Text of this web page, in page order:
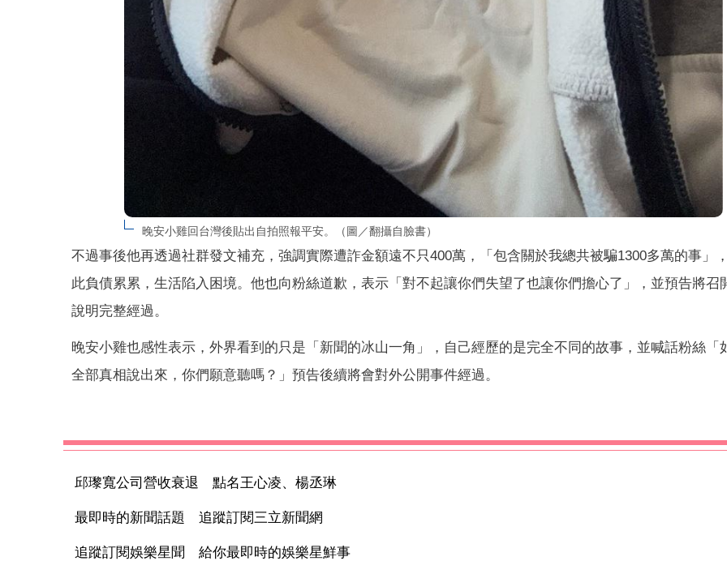
晚安小雞回台灣後貼出自拍照報平安。（圖／翻攝自臉書）
不過事後他再透過社群發文補充，強調實際遭詐金額遠不只400萬，「包含關於我總共被騙1300多萬的事」
此負債累累，生活陷入困境。他也向粉絲道歉，表示「對不起讓你們失望了也讓你們擔心了」，並預告將召
說明完整經過。
晚安小雞也感性表示，外界看到的只是「新聞的冰山一角」，自己經歷的是完全不同的故事，並喊話粉絲「
全部真相說出來，你們願意聽嗎？」預告後續將會對外公開事件經過。
邱瓈寬公司營收衰退 點名王心凌、楊丞琳
最即時的新聞話題 追蹤訂閱三立新聞網
追蹤訂閱娛樂星聞 給你最即時的娛樂星鮮事